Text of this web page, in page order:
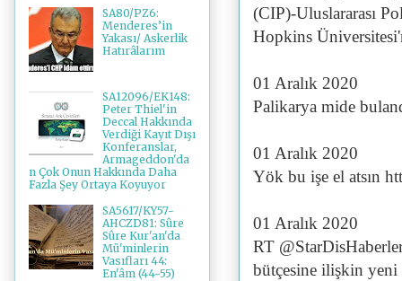
(CIP)-Uluslararası
Hopkins
01 Aralık 2020
Palikarya mide
01 Aralık 2020
Yök bu işe el atsın
01 Aralık 2020
RT
bütçesine ilişkin
SA80/PZ6:
Menderes’in
Yakası/ Askerlik
Hatırâlarım
SA12096/EK148:
Peter Thiel'in
Deccal Hakkında
Verdiği Kayıt Dışı
Konferanslar,
Armageddon'da
n Çok Onun Hakkında Daha
Fazla Şey Ortaya Koyuyor
SA5617/KY57-
AHCZD81: Sûre
Sûre Kur'an'da
Mü'minlerin
Vasıfları 44:
En'âm (44-55)